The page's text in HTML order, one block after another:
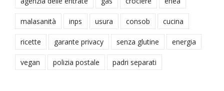
malasanità inps usura consob cucina
ricette garante privacy senza glutine energia
vegan polizia postale padri separati